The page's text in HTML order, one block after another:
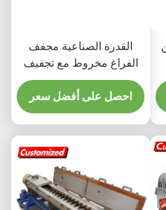
القدرة الصناعية مجفف
الفراغ مخروط مع تجفيف
الفراغ وشكل مخروط
لتجفيف المسحوقات
والحبيبات
احصل على أفضل سعر